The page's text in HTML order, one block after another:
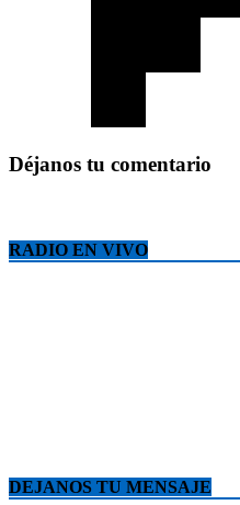
Déjanos tu comentario
RADIO EN VIVO
DEJANOS TU MENSAJE